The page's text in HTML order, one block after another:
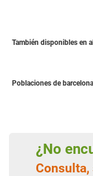
También disponibles en
Poblaciones de
¿No